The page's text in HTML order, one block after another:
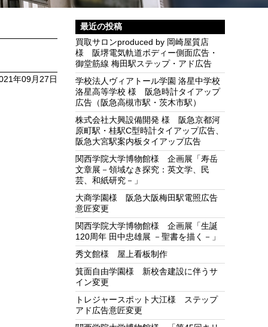
年09月27日
最近の投稿
買取サロンproduced by 岡崎屋質店
様 阪堺電気軌道ボディー側面広告・
御堂筋線 梅田駅ステップ・アド広告
学校法人ヴィアトール学園 洛星中学校
洛星高等学校 様 阪急時計タイアップ
広告（阪急高槻市駅・茨木市駅）
株式会社大興設備開発 様 阪急京都河
原町駅・桂駅C型時計タイアップ広告、
阪急大宮駅案内板タイアップ広告
関西学院大学博物館様 企画展「寿岳
文章展－領域なき探究：英文学、民
芸、和紙研究－」
大商学園様 阪急大阪梅田駅電照広告
意匠変更
関西学院大学博物館様 企画展「生誕
120周年 田中忠雄展 －聖書を描く－」
秀文館様 屋上看板制作
箕面自由学園様 新校舎建設に伴うサ
イン変更
トレジャースポット大江様 ステップ
アド広告意匠変更